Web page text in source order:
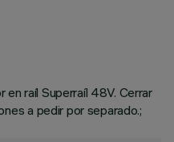
raíl Superraíl 48V. Cerrar
a pedir por separado.;